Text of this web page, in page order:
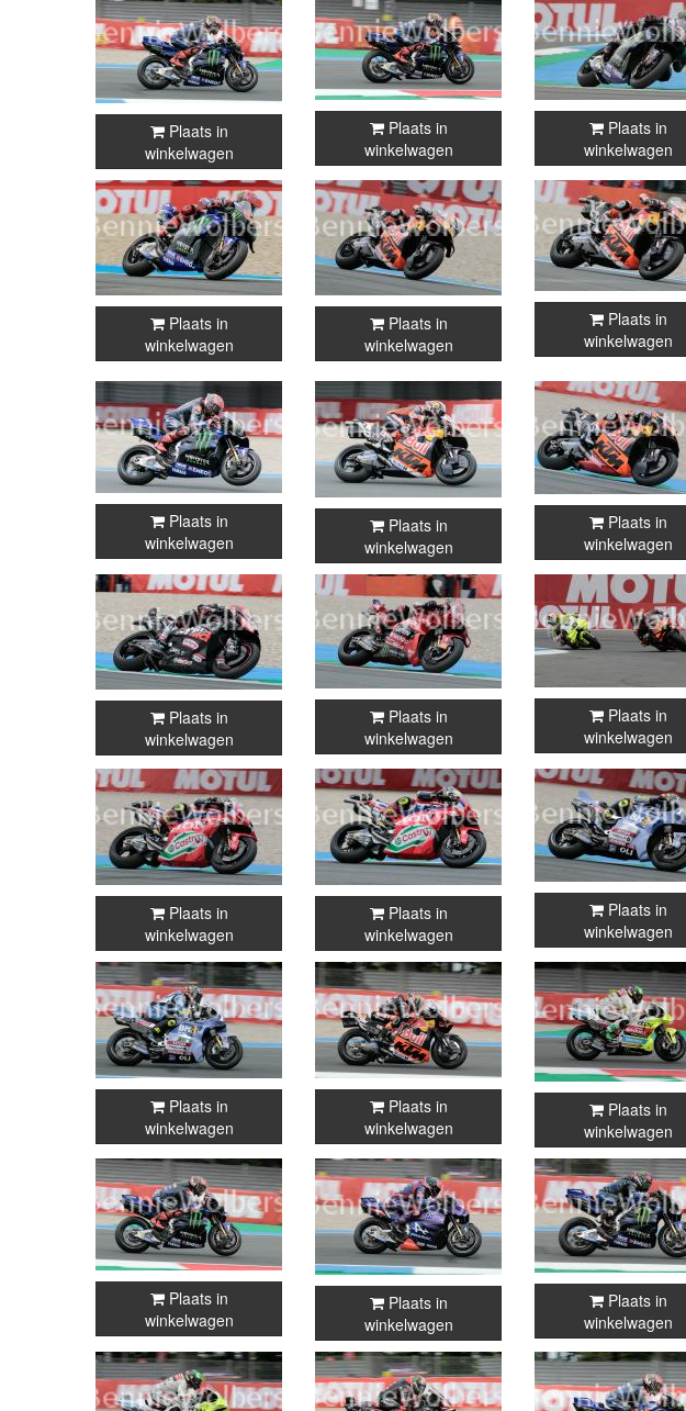
Plaats in
winkelwagen
Plaats in
winkelwagen
Plaats in
winkelwagen
Plaats in
winkelwagen
Plaats in
winkelwagen
Plaats in
winkelwagen
Plaats in
winkelwagen
Plaats in
winkelwagen
Plaats in
winkelwagen
Plaats in
winkelwagen
Plaats in
winkelwagen
Plaats in
winkelwagen
Plaats in
winkelwagen
Plaats in
winkelwagen
Plaats in
winkelwagen
Plaats in
winkelwagen
Plaats in
winkelwagen
Plaats in
winkelwagen
Plaats in
winkelwagen
Plaats in
winkelwagen
Plaats in
winkelwagen